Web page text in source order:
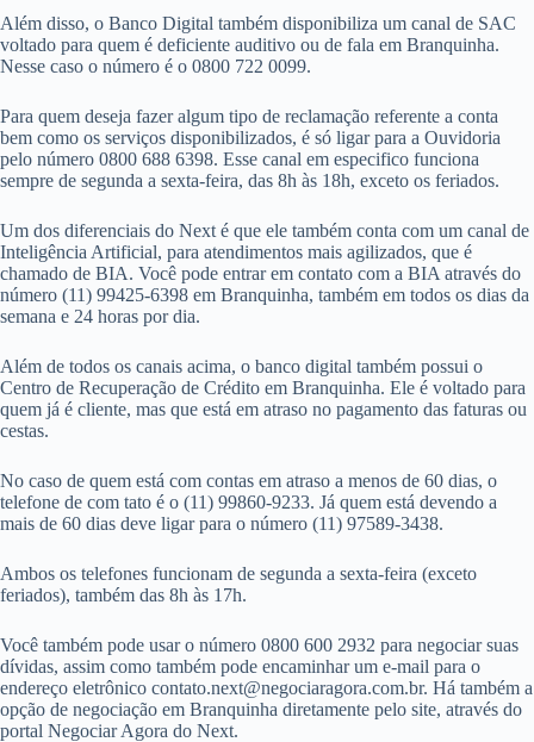
Além disso, o Banco Digital também disponibiliza um canal de SAC
voltado para quem é deficiente auditivo ou de fala em Branquinha.
Nesse caso o número é o 0800 722 0099.
Para quem deseja fazer algum tipo de reclamação referente a conta
bem como os serviços disponibilizados, é só ligar para a Ouvidoria
pelo número 0800 688 6398. Esse canal em especifico funciona
sempre de segunda a sexta-feira, das 8h às 18h, exceto os feriados.
Um dos diferenciais do Next é que ele também conta com um canal de
Inteligência Artificial, para atendimentos mais agilizados, que é
chamado de BIA. Você pode entrar em contato com a BIA através do
número (11) 99425-6398 em Branquinha, também em todos os dias da
semana e 24 horas por dia.
Além de todos os canais acima, o banco digital também possui o
Centro de Recuperação de Crédito em Branquinha. Ele é voltado para
quem já é cliente, mas que está em atraso no pagamento das faturas ou
cestas.
No caso de quem está com contas em atraso a menos de 60 dias, o
telefone de com tato é o (11) 99860-9233. Já quem está devendo a
mais de 60 dias deve ligar para o número (11) 97589-3438.
Ambos os telefones funcionam de segunda a sexta-feira (exceto
feriados), também das 8h às 17h.
Você também pode usar o número 0800 600 2932 para negociar suas
dívidas, assim como também pode encaminhar um e-mail para o
endereço eletrônico contato.next@negociaragora.com.br. Há também a
opção de negociação em Branquinha diretamente pelo site, através do
portal Negociar Agora do Next.